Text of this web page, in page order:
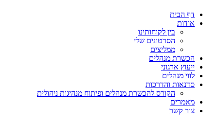
דף הבית
אודות
בין לקוחותינו
הסרטונים שלי
ממליצים
הכשרת מנהלים
ייעוץ ארגוני
לווי מנהלים
סדנאות והדרכות
הקורס להכשרת מנהלים ופיתוח מנהיגות ניהולית
מאמרים
צור קשר